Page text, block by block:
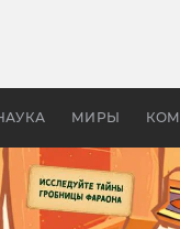
МИРЫ
в России —